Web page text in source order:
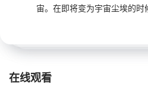
宙。在即将变为宇宙尘埃的时
在线观看